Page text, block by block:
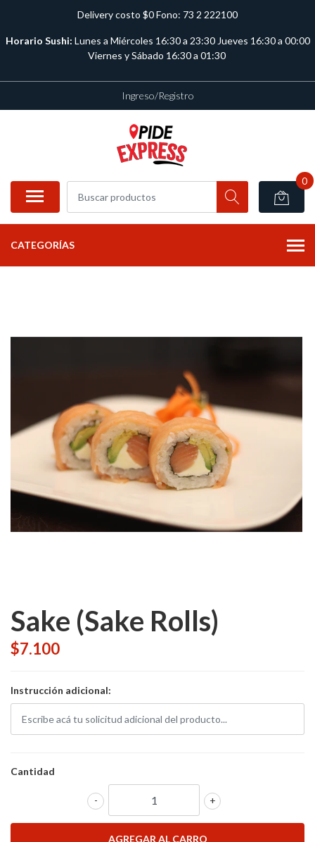
Delivery costo $0 Fono: 73 2 222100
Horario Sushi: Lunes a Miércoles 16:30 a 23:30 Jueves 16:30 a 00:00
Viernes y Sábado 16:30 a 01:30
Ingreso/Registro
0
CATEGORÍAS
Sake (Sake Rolls)
$7.100
Instrucción adicional:
Cantidad
+
-